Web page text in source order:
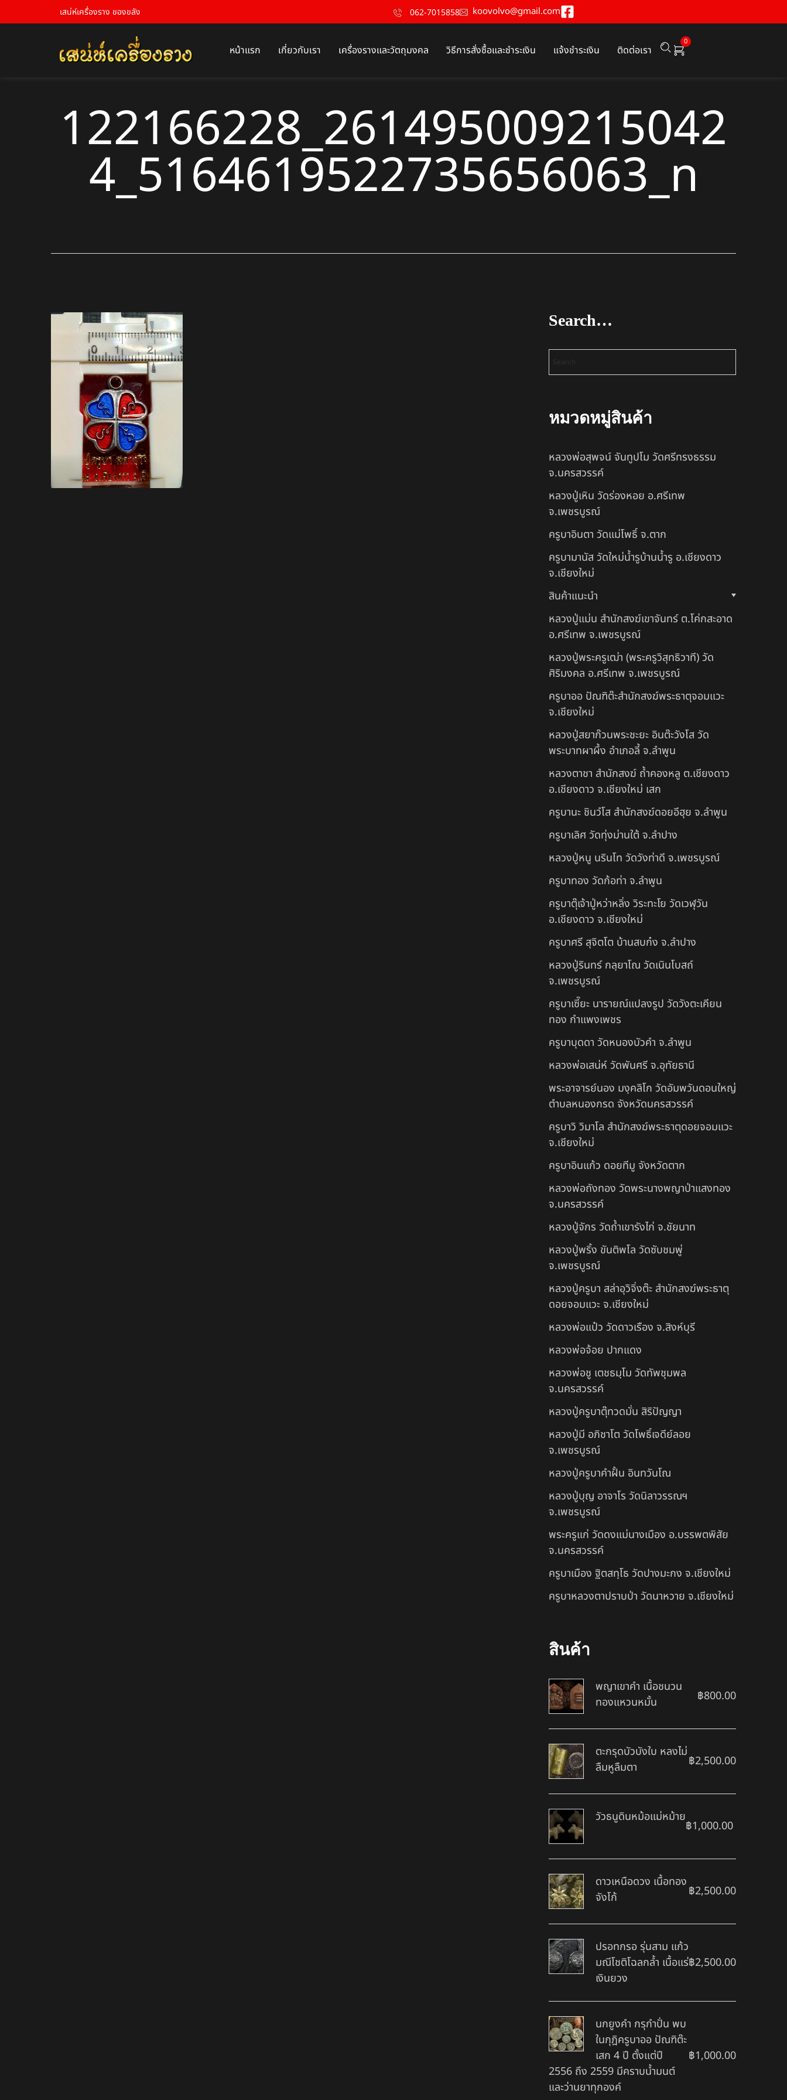
เสน่ห์เครื่องราง ของขลัง 062-7015858 koovolvo@gmail.com
หน้าแรก เกี่ยวกับเรา เครื่องรางและวัตถุมงคล วิธีการสั่งซื้อและชำระเงิน แจ้งชำระเงิน ติดต่อเรา
0
122166228_261495009215042
4_5164619522735656063_n
Search…
หมวดหมู่สินค้า
หลวงพ่อสุพจน์ จันทูปโม วัดศรีทรงธรรม
จ.นครสวรรค์
หลวงปู่เหิน วัดร่องหอย อ.ศรีเทพ
จ.เพชรบูรณ์
ครูบาอินตา วัดแม่โพธิ์ จ.ตาก
ครูบามานัส วัดใหม่น้ำรูบ้านน้ำรู อ.เชียงดาว
จ.เชียงใหม่
สินค้าแนะนำ
หลวงปู่แม่น สำนักสงฆ์เขาจันทร์ ต.โค่กสะอาด
อ.ศรีเทพ จ.เพชรบูรณ์
หลวงปู่พระครูเฒ่า (พระครูวิสุทธิวาที) วัด
ศิริมงคล อ.ศรีเทพ จ.เพชรบูรณ์
ครูบาออ ปัณฑิต๊ะสำนักสงฆ์พระธาตุจอมแวะ
จ.เชียงใหม่
หลวงปู่สยาก๊วนพระชะยะ อินต๊ะวังโส วัด
พระบาทผาผึ้ง อำเภอลี้ จ.ลำพูน
หลวงตาชา สำนักสงฆ์ ถ้ำคองหลู ต.เชียงดาว
อ.เชียงดาว จ.เชียงใหม่ เสก
ครูบานะ ชินวํโส สำนักสงฆ์ดอยอีฮุย จ.ลำพูน
ครูบาเลิศ วัดทุ่งม่านใต้ จ.ลำปาง
หลวงปู่หนู นรินโท วัดวังท่าดี จ.เพชรบูรณ์
ครูบาทอง วัดก้อท่า จ.ลำพูน
ครูบาตุ๊เจ้าปู่หว่าหลิ่ง วิระทะโย วัดเวฬุวัน
อ.เชียงดาว จ.เชียงใหม่
ครูบาศรี สุจิตโต บ้านสบก๋ง จ.ลำปาง
หลวงปู่รินทร์ กลฺยาโณ วัดเนินโบสถ์
จ.เพชรบูรณ์
ครูบาเซี๊ยะ นารายณ์แปลงรูป วัดวังตะเคียน
ทอง กำแพงเพชร
ครูบาบุดดา วัดหนองบัวคํา จ.ลําพูน
หลวงพ่อเสน่ห์ วัดพันศรี จ.อุทัยธานี
พระอาจารย์นอง มงฺคลิโก วัดอัมพวันดอนใหญ่
ตำบลหนองกรด จังหวัดนครสวรรค์
ครูบาวิ วิมาโล สำนักสงฆ์พระธาตุดอยจอมแวะ
จ.เชียงใหม่
ครูบาอินแก้ว ดอยทีมู จังหวัดตาก
หลวงพ่อถังทอง วัดพระนางพญาป่าแสงทอง
จ.นครสวรรค์
หลวงปู่จักร วัดถ้ำเขารังไก่ จ.ชัยนาท
หลวงปู่พริ้ง ขันติพโล วัดซับชมพู่
จ.เพชรบูรณ์
หลวงปู่ครูบา สล่าอุวิจิ่งต๊ะ สำนักสงฆ์พระธาตุ
ดอยจอมแวะ จ.เชียงใหม่
หลวงพ่อแป๋ว วัดดาวเรือง จ.สิงห์บุรี
หลวงพ่อจ้อย ปากแดง
หลวงพ่อชู เตชธมฺโม วัดทัพชุมพล
จ.นครสวรรค์
หลวงปู่ครูบาตุ๊ทวดมั่น สิริปัญญา
หลวงปู่มี อภิชาโต วัดโพธิ์เจดีย์ลอย
จ.เพชรบูรณ์
หลวงปู่ครูบาคำฝั้น อินทวันโณ
หลวงปู่บุญ อาจาโร วัดนิลาวรรณฯ
จ.เพชรบูรณ์
พระครูแก่ วัดดงแม่นางเมือง อ.บรรพตพิสัย
จ.นครสวรรค์
ครูบาเมือง ฐิตสทฺโธ วัดปางมะกง จ.เชียงใหม่
ครูบาหลวงตาปราบป่า วัดนาหวาย จ.เชียงใหม่
สินค้า
พญาเขาคำ เนื้อชนวน
ทองแหวนหมั้น
฿800.00
ตะกรุดบัวบังใบ หลงไม่
ลืมหูลืมตา
฿2,500.00
วัวธนูดินหม้อแม่หม้าย
฿1,000.00
ดาวเหนือดวง เนื้อทอง
จังโก้
฿2,500.00
ปรอทกรอ รุ่นสาม แก้ว
มณีโชติโฉลกล้ำ เนื้อแร่
เงินยวง
฿2,500.00
นกยูงคำ กรุกำปั่น พบ
ในกุฎิครูบาออ ปัณฑิต๊ะ
เสก 4 ปี ตั้งแต่ปี
2556 ถึง 2559 มีคราบน้ำมนต์
และว่านยาทุกองค์
฿1,000.00